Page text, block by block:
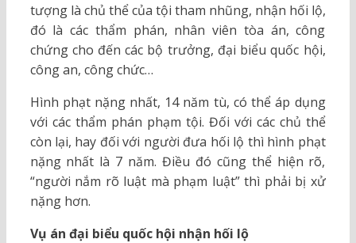
tượng là chủ thể của tội tham nhũng, nhận hối lộ,
đó là các thẩm phán, nhân viên tòa án, công
chứng cho đến các bộ trưởng, đại biểu quốc hội,
công an, công chức…
Hình phạt nặng nhất, 14 năm tù, có thể áp dụng
với các thẩm phán phạm tội. Đối với các chủ thể
còn lại, hay đối với người đưa hối lộ thì hình phạt
nặng nhất là 7 năm. Điều đó cũng thể hiện rõ,
“người nắm rõ luật mà phạm luật” thì phải bị xử
nặng hơn.
Vụ án đại biểu quốc hội nhận hối lộ